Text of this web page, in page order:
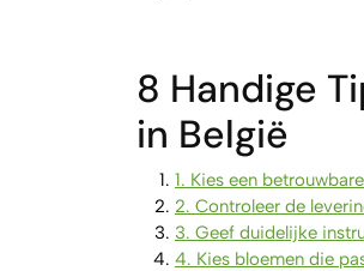
8 Handige
in België
1. Kies een
2. Controleer de
3. Geef duidelijke
4. Kies bloemen die